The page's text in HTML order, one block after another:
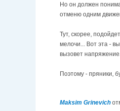
Но он должен
отменю одним
Тут, скорее,
мелочи... Вот эта -
вызовет напряжение.
Поэтому - пряники,
Maksim Grinevich